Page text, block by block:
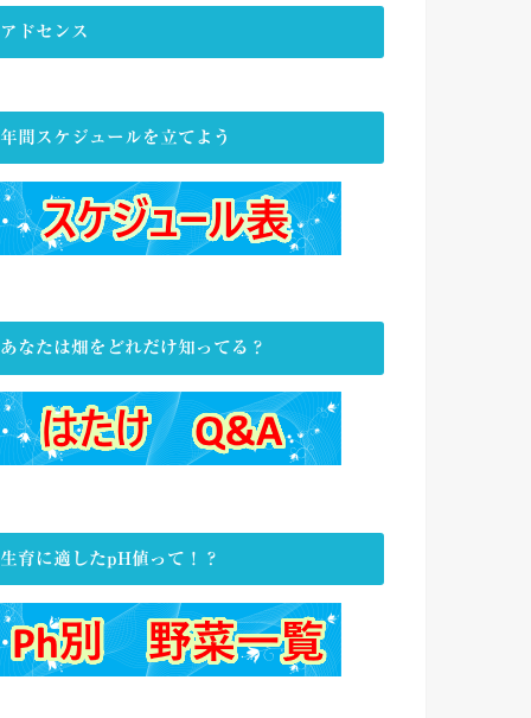
アドセンス
年間スケジュールを立てよう
あなたは畑をどれだけ知ってる？
生育に適したpH値って！？